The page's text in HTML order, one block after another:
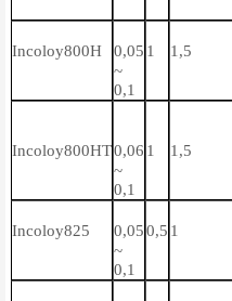
Incoloy800H
0,05
~
0,1
1 1,5
Incoloy800HT0,06
~
0,1
1 1,5
Incoloy825
0,05
~
0,1
0,5 1